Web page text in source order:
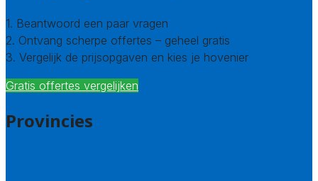
1. Beantwoord een paar vragen
2. Ontvang scherpe offertes – geheel gratis
3. Vergelijk de prijsopgaven en kies je hovenier
Gratis offertes vergelijken
Provincies